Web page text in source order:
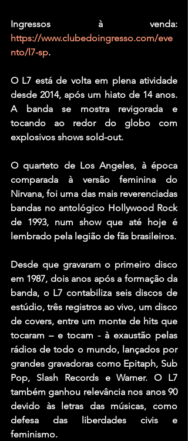
https://www.clubedoingresso.com/eve
nto/l7-sp.
O L7 está de volta em plena atividade
desde 2014, após um hiato de 14 anos.
A banda se mostra revigorada e
tocando ao redor do globo com
explosivos shows sold-out.
O quarteto de Los Angeles, à época
comparada à versão feminina do
Nirvana, foi uma das mais reverenciadas
bandas no antológico Hollywood Rock
de 1993, num show que até hoje é
lembrado pela legião de fãs brasileiros.
Desde que gravaram o primeiro disco
em 1987, dois anos após a formação da
banda, o L7 contabiliza seis discos de
estúdio, três registros ao vivo, um disco
de covers, entre um monte de hits que
tocaram – e tocam - à exaustão pelas
rádios de todo o mundo, lançados por
grandes gravadoras como Epitaph, Sub
Pop, Slash Records e Warner. O L7
também ganhou relevância nos anos 90
devido às letras das músicas, como
defesa das liberdades civis e
feminismo.